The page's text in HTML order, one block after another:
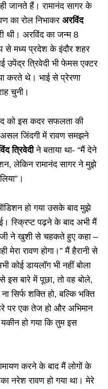
जानते हैं। रामानंद सागर के
का रोल निभाकर अरविंद
थी। अरविंद का जन्म 8
मध्य प्रदेश के इंदौर शहर
उपेंद्र त्रिवेदी भी फेमस एक्टर
करते थे। भाई से प्रेरणा
चुनी।
को इस कदर सफलता की
असल जिंदगी में रावण समझने
त्रिवेदीने बताया था- “मैं देने
लेकिन रामानंद सागर ने मुझे
हो गया उसके बाद मुझे
स्क्रिप्ट पढ़ने के बाद अभी मैं
जी ने खुशी से चहकते हुए कहा –
रावण होगा।” मैं हैरानी से
कोई डायलॉग भी नहीं बोला
बारे में पूछा, तो वह बोले,
सिर्फ शक्ति हो, बल्कि भक्ति
पर एक तेज हो और अभिमान
हो गया कि तुम इस
करने के बाद मैं लोगों के
नरेश रावण हो गया था। मेरे